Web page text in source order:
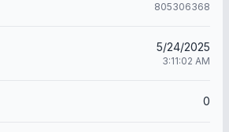
805306368
5/24/2025
3:11:02 AM
0